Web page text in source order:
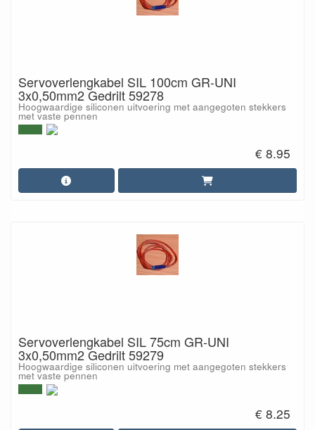
Servoverlengkabel SIL 100cm GR-UNI
3x0,50mm2 Gedrilt 59278
Hoogwaardige siliconen uitvoering met aangegoten stekkers
met vaste pennen
€ 8.95
Servoverlengkabel SIL 75cm GR-UNI
3x0,50mm2 Gedrilt 59279
Hoogwaardige siliconen uitvoering met aangegoten stekkers
met vaste pennen
€ 8.25